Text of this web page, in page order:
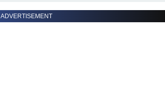
ADVERTISEMENT